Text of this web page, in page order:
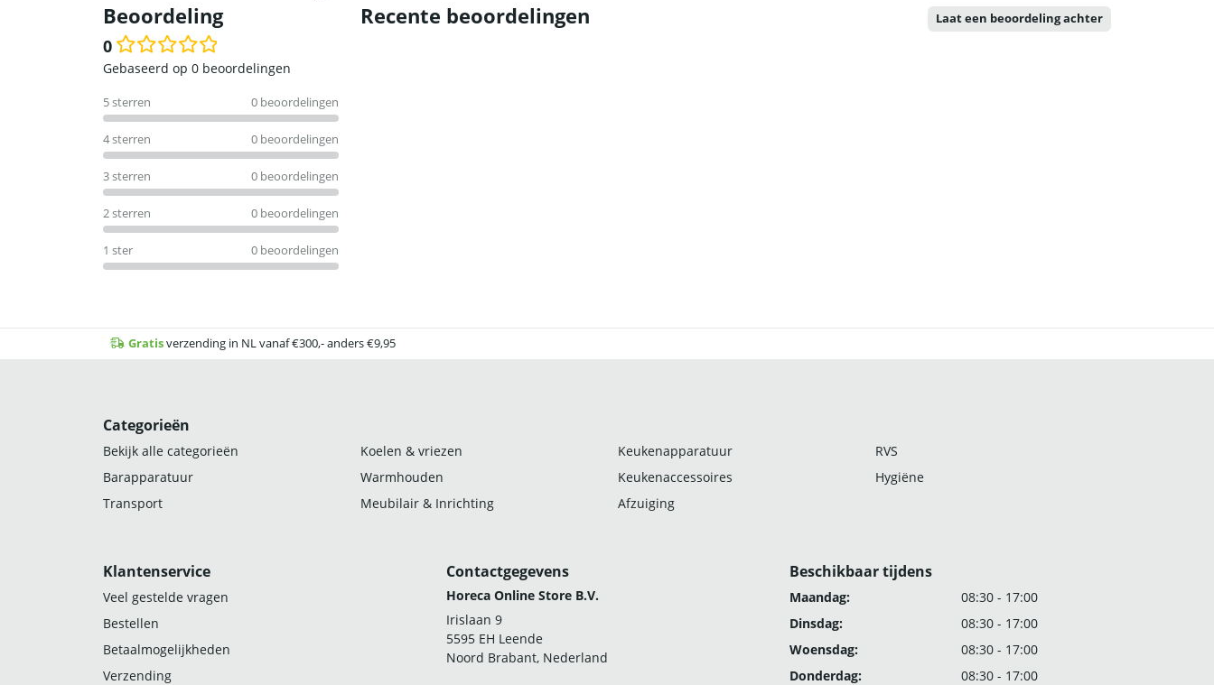
Beoordeling
0
Waardering
uit
5
Gebaseerd op 0 beoordelingen
5 sterren 0 beoordelingen
4 sterren 0 beoordelingen
3 sterren 0 beoordelingen
2 sterren 0 beoordelingen
1 ster 0 beoordelingen
Recente beoordelingen Laat een beoordeling achter
Gratisverzending in NL vanaf €300,- anders €9,95
Categorieën
Bekijk alle categorieën Koelen & vriezen Keukenapparatuur
RVS
Barapparatuur
Warmhouden Keukenaccessoires
Hygiëne
Transport
Meubilair & Inrichting Afzuiging
Klantenservice
Veel gestelde vragen
Bestellen
Betaalmogelijkheden
Verzending
Contactgegevens
Horeca Online Store B.V.
Irislaan 9
5595 EH Leende
Noord Brabant, Nederland
Beschikbaar tijdens
Maandag:
08:30 - 17:00
Dinsdag:
08:30 - 17:00
Woensdag:
08:30 - 17:00
Donderdag:
08:30 - 17:00